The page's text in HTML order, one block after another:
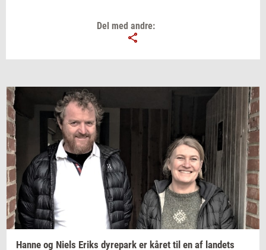
Del med andre:
Hanne og Niels Eriks dy­re­park er kåret til en af lan­dets